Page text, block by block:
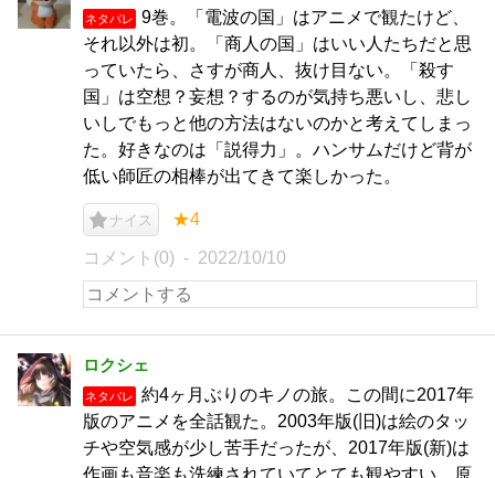
ネタバレ
9巻。「電波の国」はアニメで観たけど、
それ以外は初。「商人の国」はいい人たちだと思
っていたら、さすが商人、抜け目ない。「殺す
国」は空想？妄想？するのが気持ち悪いし、悲し
いしでもっと他の方法はないのかと考えてしまっ
た。好きなのは「説得力」。ハンサムだけど背が
低い師匠の相棒が出てきて楽しかった。
ナイス ★4
コメント(0) 2022/10/10
ロクシェ
ネタバレ
約4ヶ月ぶりのキノの旅。この間に2017年
版のアニメを全話観た。2003年版(旧)は絵のタッ
チや空気感が少し苦手だったが、2017年版(新)は
作画も音楽も洗練されていてとても観やすい。原